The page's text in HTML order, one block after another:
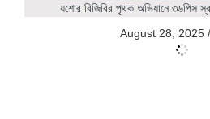
যশোর বিজিবির পৃথক অভিযানে ৩৬পিস
August 28, 2025 /